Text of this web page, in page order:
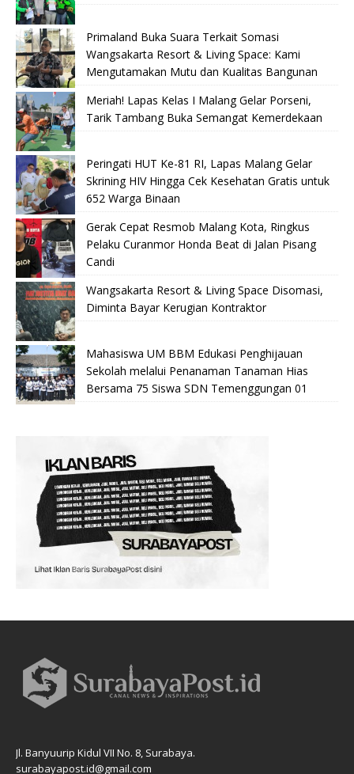
Primaland Buka Suara Terkait Somasi
Wangsakarta Resort & Living Space: Kami
Mengutamakan Mutu dan Kualitas Bangunan
Meriah! Lapas Kelas I Malang Gelar Porseni,
Tarik Tambang Buka Semangat Kemerdekaan
Peringati HUT Ke-81 RI, Lapas Malang Gelar
Skrining HIV Hingga Cek Kesehatan Gratis untuk
652 Warga Binaan
Gerak Cepat Resmob Malang Kota, Ringkus
Pelaku Curanmor Honda Beat di Jalan Pisang
Candi
Wangsakarta Resort & Living Space Disomasi,
Diminta Bayar Kerugian Kontraktor
Mahasiswa UM BBM Edukasi Penghijauan
Sekolah melalui Penanaman Tanaman Hias
Bersama 75 Siswa SDN Temenggungan 01
Jl. Banyuurip Kidul VII No. 8, Surabaya.
surabayapost.id@gmail.com